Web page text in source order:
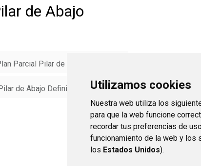
Utilizamos cookies
Nuestra web utiliza los
para que la web funcione
recordar tus preferencias de
funcionamiento de la web y los
los Estados Unidos).
de Abajo
Parcial Pilar de Abajo
de Abajo Definitivos (PDF 6,1 MB)